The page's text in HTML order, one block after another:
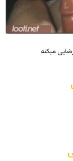
میکنه